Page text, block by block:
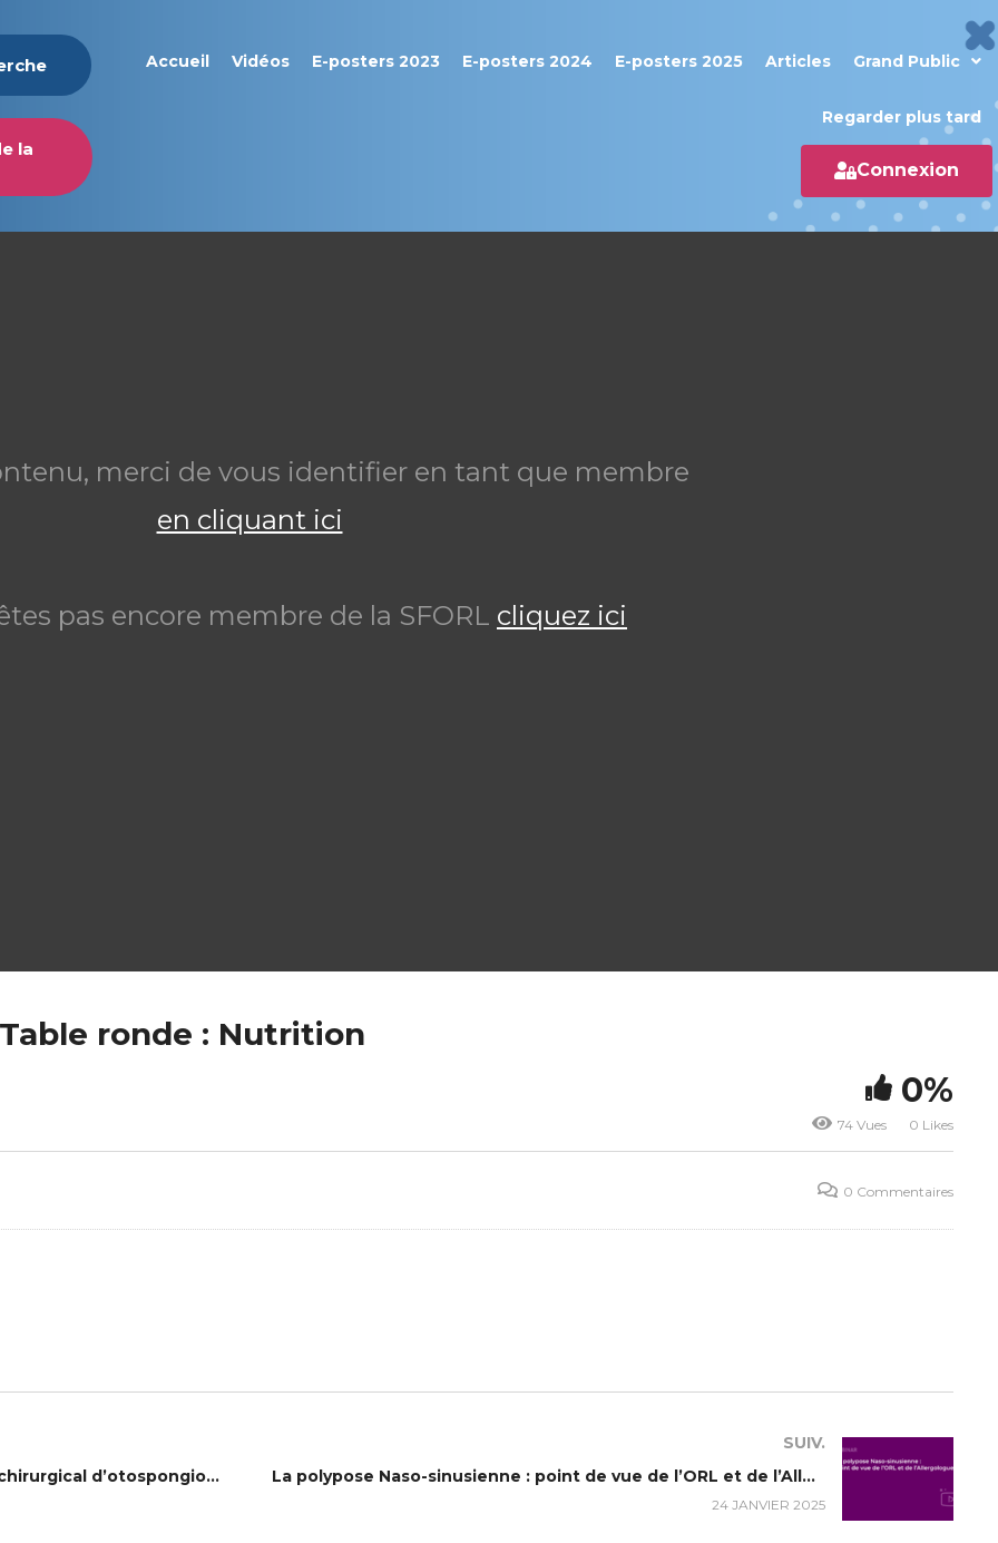
la
Accueil Vidéos E-posters 2023 E-posters 2024 E-posters 2025 Articles Grand Public
Regarder plus tard
Connexion
merci de vous identifier en tant que membre
en cliquant ici
pas encore membre de la SFORL cliquez ici
ronde : Nutrition
0%
74 Vues 0 Likes
0 Commentaires
Que faire devant un mauvais résultat chirurgical d’otospongiose ?
SUIV.
La polypose Naso-sinusienne : point de vue de l’ORL et de l’Allergologue
24 JANVIER 2025